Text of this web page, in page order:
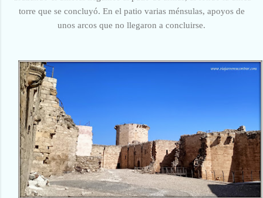
torre que se concluyó. En el patio varias ménsulas, apoyos de
unos arcos que no llegaron a concluirse.